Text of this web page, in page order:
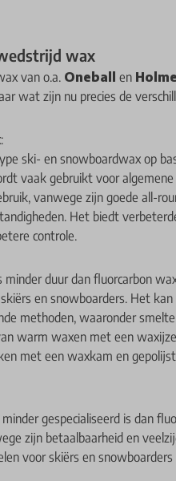
wax
van o.a. Oneball en
wat zijn nu precies de
:
ski- en snowboardwax op
vaak gebruikt voor algemene
vanwege zijn goede all-
Het biedt
controle.
minder duur dan fluorcarbon
en snowboarders. Het
methoden, waaronder
warm waxen met een
met een waxkam en
gespecialiseerd is dan
zijn betaalbaarheid en
voor skiërs en